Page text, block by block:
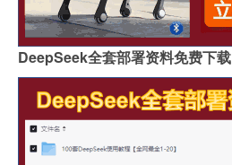
DeepSeek全套部署资料免费下载